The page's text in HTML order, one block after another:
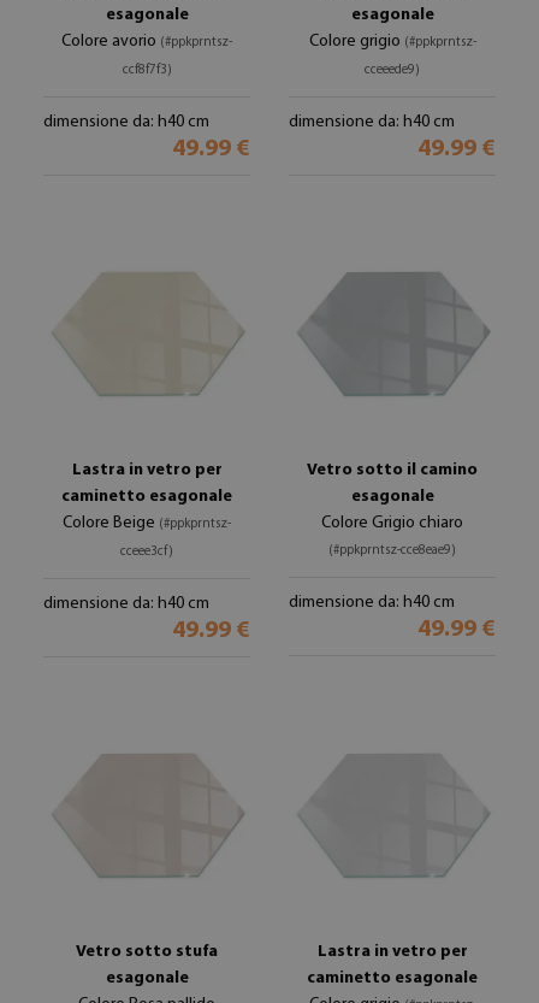
esagonale
Colore avorio (#ppkprntsz-
ccf8f7f3)
dimensione da: h40 cm
49.99 €
esagonale
Colore grigio (#ppkprntsz-
cceeede9)
dimensione da: h40 cm
49.99 €
Lastra in vetro per
caminetto esagonale
Colore Beige (#ppkprntsz-
cceee3cf)
dimensione da: h40 cm
49.99 €
Vetro sotto il camino
esagonale
Colore Grigio chiaro
(#ppkprntsz-cce8eae9)
dimensione da: h40 cm
49.99 €
Vetro sotto stufa
esagonale
Lastra in vetro per
caminetto esagonale